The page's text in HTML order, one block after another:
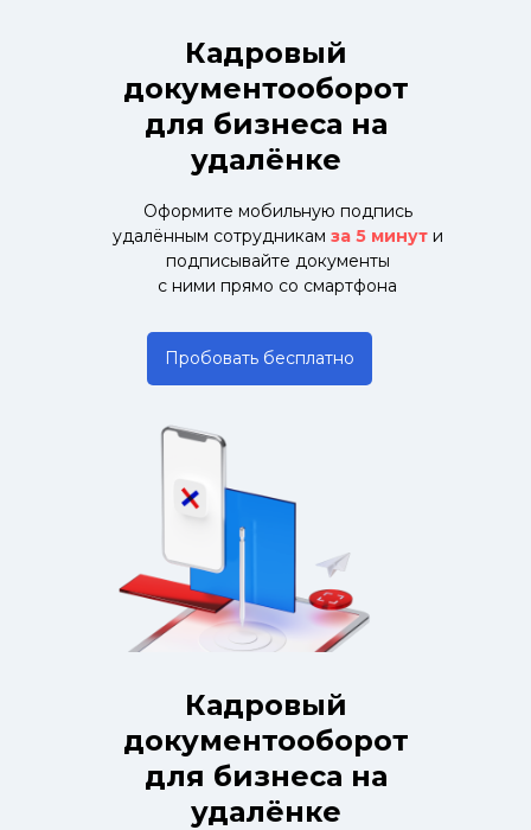
Пробовать бесплатно
Оформите мобильную подпись
удалённым сотрудникам за 5 минут и
подписывайте документы
с ними прямо со смартфона
Кадровый
документооборот
для бизнеса на
удалёнке
Кадровый
документооборот
для бизнеса на
удалёнке